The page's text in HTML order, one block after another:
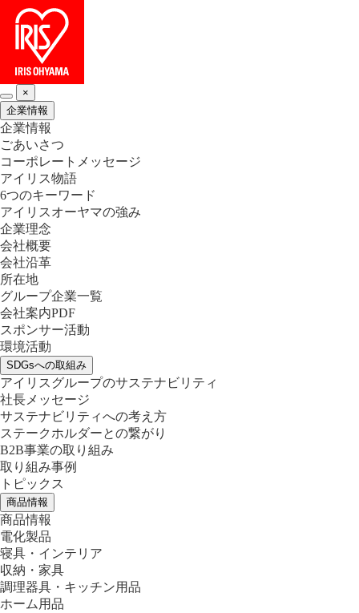
×
企業情報
企業情報
ごあいさつ
コーポレートメッセージ
アイリス物語
6つのキーワード
アイリスオーヤマの強み
企業理念
会社概要
会社沿革
所在地
グループ企業一覧
会社案内PDF
スポンサー活動
環境活動
SDGsへの取組み
アイリスグループのサステナビリティ
社長メッセージ
サステナビリティへの考え方
ステークホルダーとの繋がり
B2B事業の取り組み
取り組み事例
トピックス
商品情報
商品情報
電化製品
寝具・インテリア
収納・家具
調理器具・キッチン用品
ホーム用品